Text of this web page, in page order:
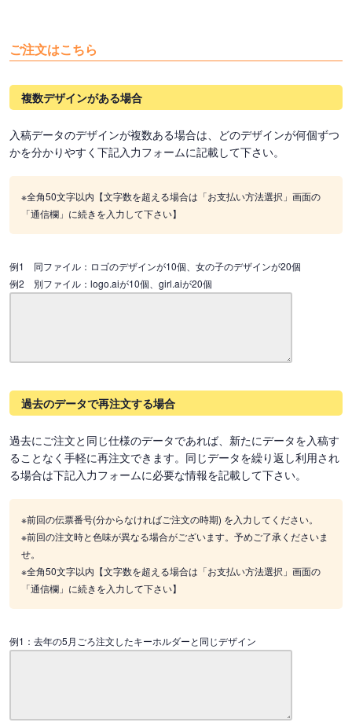
ご注文はこちら
複数デザインがある場合
入稿データのデザインが複数ある場合は、どのデザインが何個ずつ
かを分かりやすく下記入力フォームに記載して下さい。
※全角50文字以内【文字数を超える場合は「お支払い方法選択」画面の
「通信欄」に続きを入力して下さい】
例1 同ファイル：ロゴのデザインが10個、女の子のデザインが20個
例2 別ファイル：logo.aiが10個、girl.aiが20個
過去のデータで再注文する場合
過去にご注文と同じ仕様のデータであれば、新たにデータを入稿す
ることなく手軽に再注文できます。同じデータを繰り返し利用され
る場合は下記入力フォームに必要な情報を記載して下さい。
※前回の伝票番号(分からなければご注文の時期) を入力してください。
※前回の注文時と色味が異なる場合がございます。予めご了承くださいま
せ。
※全角50文字以内【文字数を超える場合は「お支払い方法選択」画面の
「通信欄」に続きを入力して下さい】
例1：去年の5月ごろ注文したキーホルダーと同じデザイン